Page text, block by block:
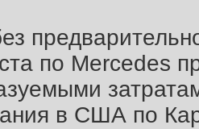
по Mercedes
в США по